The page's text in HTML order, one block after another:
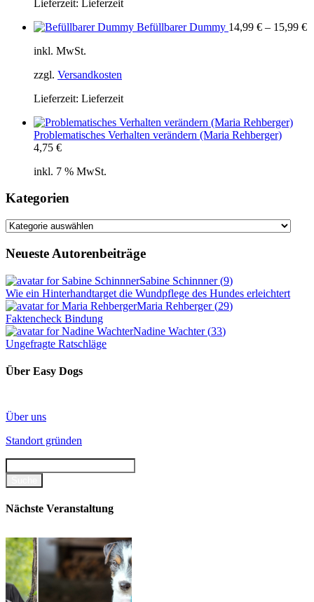
Lieferzeit:
Lieferzeit
Befüllbarer Dummy 14,99 € – 15,99 €
inkl. MwSt.
zzgl. Versandkosten
Lieferzeit: Lieferzeit
Problematisches Verhalten verändern (Maria Rehberger)
4,75 €
inkl. 7 % MwSt.
Kategorien
Kategorien
Neueste Autorenbeiträge
Sabine Schinnner(9)
Wie ein Hinterhandtarget die Wundpflege des Hundes erleichtert
Maria Rehberger(29)
Faktencheck Bindung
Nadine Wachter(33)
Ungefragte Ratschläge
Über Easy Dogs
Über uns
Standort gründen
Nächste Veranstaltung